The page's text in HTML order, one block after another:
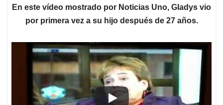
En este vídeo mostrado por Noticias Uno, Gladys vio
por primera vez a su hijo después de 27 años.